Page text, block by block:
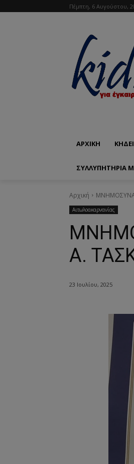
Πέμπτη, 6 Αυγούστου,
ΑΡΧΙΚΗ
ΣΥΛΛΥΠΗΤΗΡΙΑ
Αρχική
Αιτωλοακαρνανίας
Α.
23 Ιουλίου, 2025